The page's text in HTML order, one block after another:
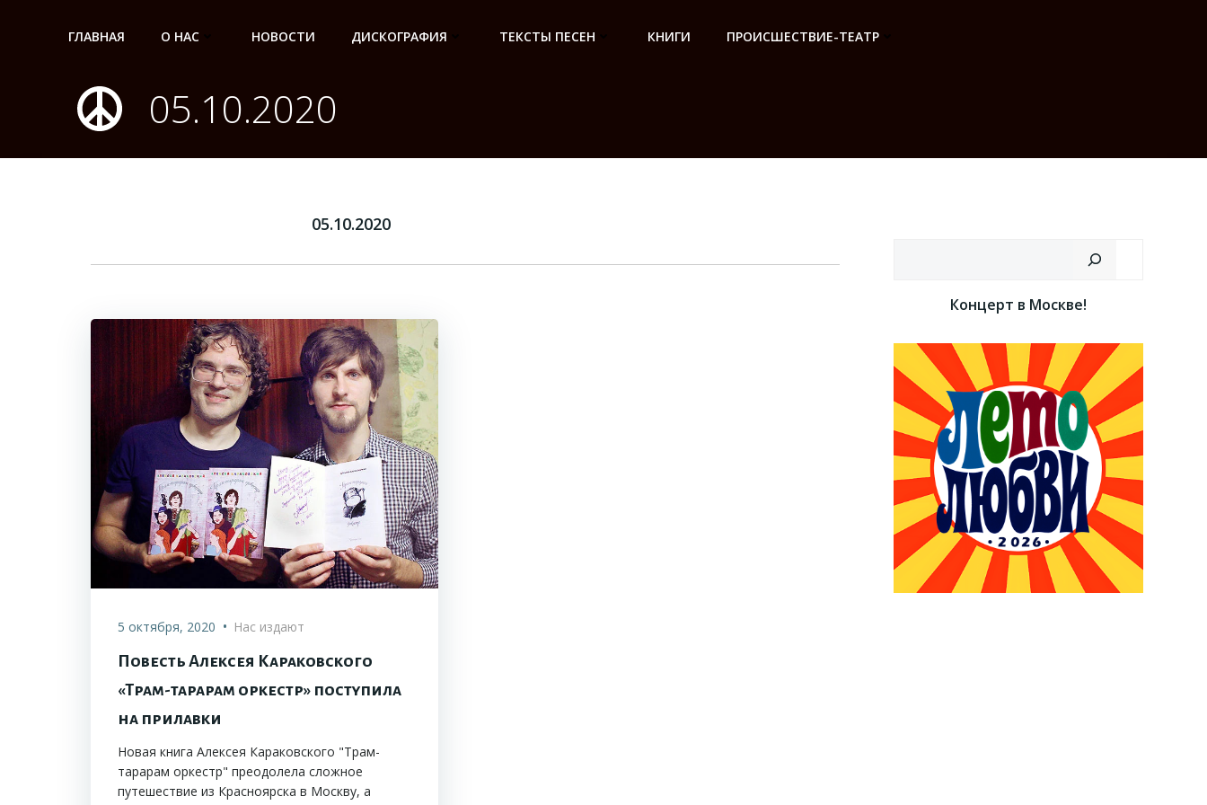
ГЛАВНАЯ О НАС НОВОСТИ ДИСКОГРАФИЯ ТЕКСТЫ ПЕСЕН КНИГИ ПРОИСШЕСТВИЕ-ТЕАТР
05.10.2020
05.10.2020
5 октября, 2020 • Нас издают
Повесть Алексея Караковского
«Трам-тарарам оркестр» поступила
на прилавки
Новая книга Алексея Караковского "Трам-
тарарам оркестр" преодолела сложное
путешествие из Красноярска в Москву, а
Концерт в Москве!